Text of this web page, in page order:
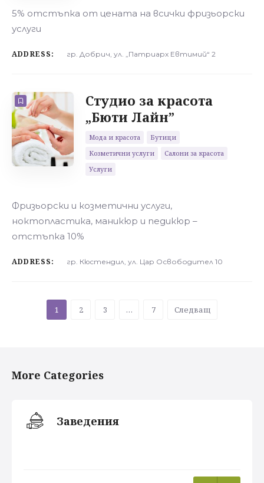
5% отстъпка от цената на всички фризьорски
услуги
ADDRESS: гр. Добрич, ул. „Патриарх Евтимий“ 2
Студио за красота
„Бюти Лайн”
Мода и красота
Бутици
Козметични услуги
Салони за красота
Услуги
Фризьорски и козметични услуги,
ноктопластика, маникюр и педикюр –
отстъпка 10%
ADDRESS: гр. Кюстендил, ул. Цар Освободител 10
1 2 3 … 7 Следващ
More Categories
Заведения